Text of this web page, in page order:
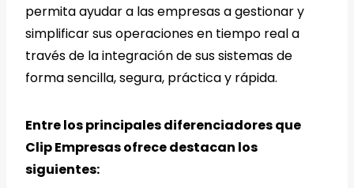
permita ayudar a las empresas a gestionar y
simplificar sus operaciones en tiempo real a
través de la integración de sus sistemas de
forma sencilla, segura, práctica y rápida.
Entre los principales diferenciadores que
Clip Empresas ofrece destacan los
siguientes: